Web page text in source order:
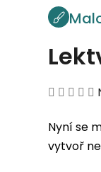
Nyní se
vytvoř